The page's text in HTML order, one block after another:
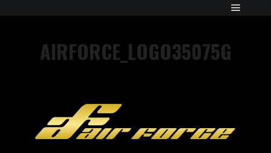
AIRFORCE_LOGO35075G